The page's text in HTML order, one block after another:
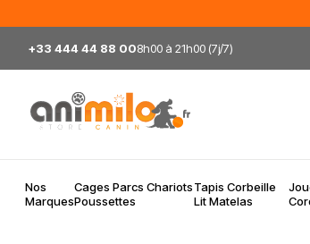
+33 444 44 88 008h00 à 21h00 (7j/7)
Nos
Marques
Cages Parcs Chariots
Poussettes
Tapis Corbeille
Lit Matelas